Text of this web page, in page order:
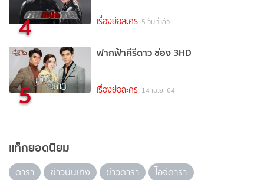
4 เรื่องย่อละคร 5 วันที่แล้ว
5
ฟากฟ้าคีรีดาว ช่อง 3HD
เรื่องย่อละคร 14 เม.ย. 64
แท็กยอดนิยม
ดารา ข่าวบันเทิง ข่าวดารา
ไอจีดารา